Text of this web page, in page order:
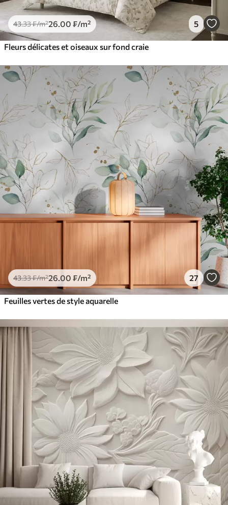
43.33₣/m²26 .00 ₣/m² 5
Fleurs délicates et oiseaux sur fond craie
43.33₣/m²26 .00 ₣/m² 27
Feuilles vertes de style aquarelle